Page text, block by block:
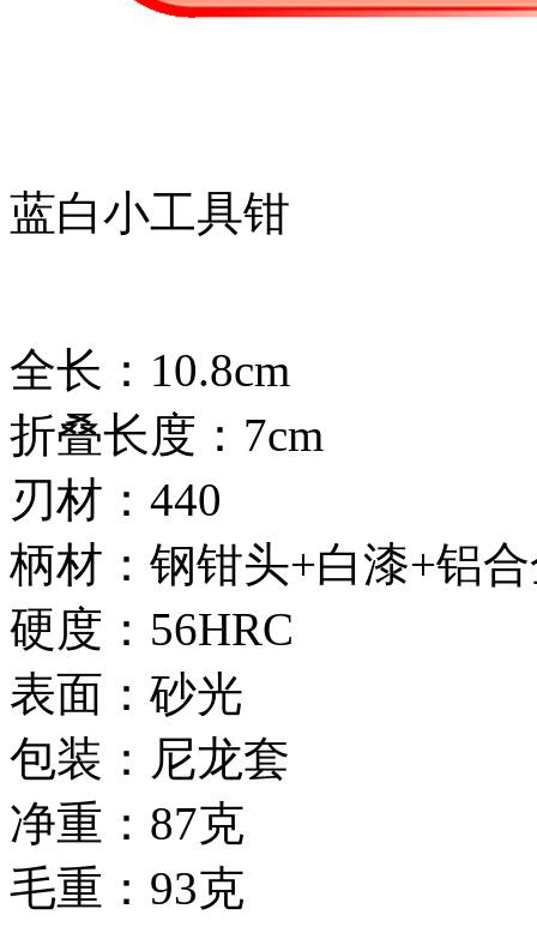
蓝白小工具钳
全长：10.8cm
折叠长度：7cm
刃材：440
柄材：钢钳头+白漆+铝
硬度：56HRC
表面：砂光
包装：尼龙套
净重：87克
毛重：93克